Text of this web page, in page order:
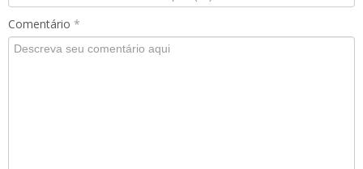
Comentário *